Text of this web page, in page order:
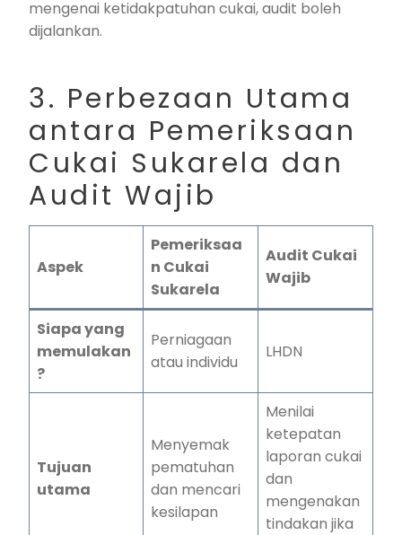
mengenai ketidakpatuhan cukai, audit boleh
dijalankan.
3. Perbezaan Utama
antara Pemeriksaan
Cukai Sukarela dan
Audit Wajib
Aspek
Pemeriksaa
n Cukai
Sukarela
Audit Cukai
Wajib
Siapa yang
memulakan
?
Perniagaan
atau individu
LHDN
Tujuan
utama
Menyemak
pematuhan
dan mencari
kesilapan
Menilai
ketepatan
laporan cukai
dan
mengenakan
tindakan jika